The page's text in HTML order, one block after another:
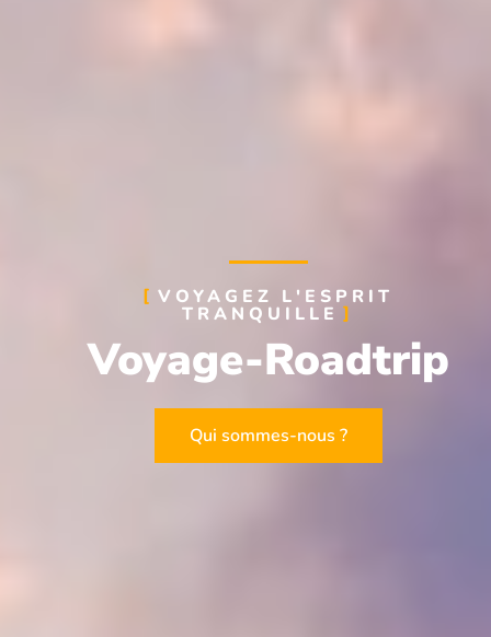
VOYAGEZ L'ESPRIT
TRANQUILLE
Voyage-Roadtrip
Qui sommes-nous ?